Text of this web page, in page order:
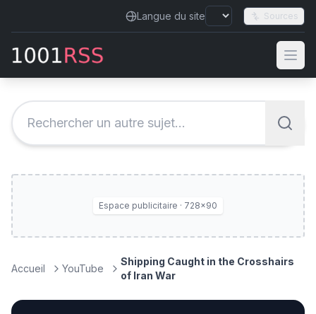
Langue du site Sources
Espace publicitaire · 728×90
Accueil YouTube
Shipping Caught in the Crosshairs
of Iran War